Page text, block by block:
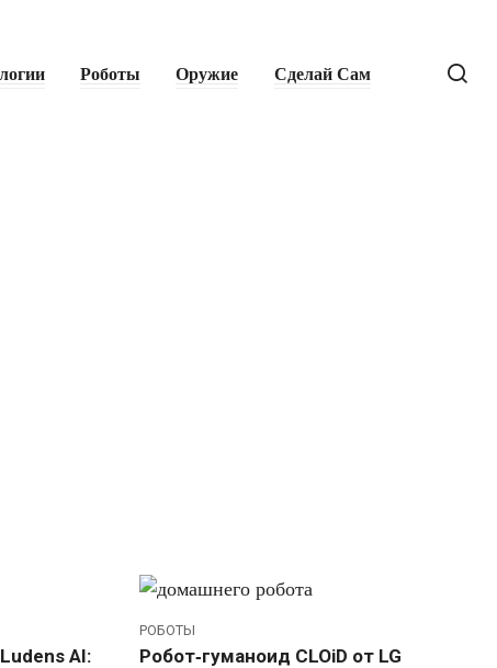
Роботы Оружие Сделай Сам
AI:
РОБОТЫ
Робот‑гуманоид CLOiD от LG